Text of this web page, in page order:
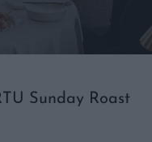
Sunday Roast